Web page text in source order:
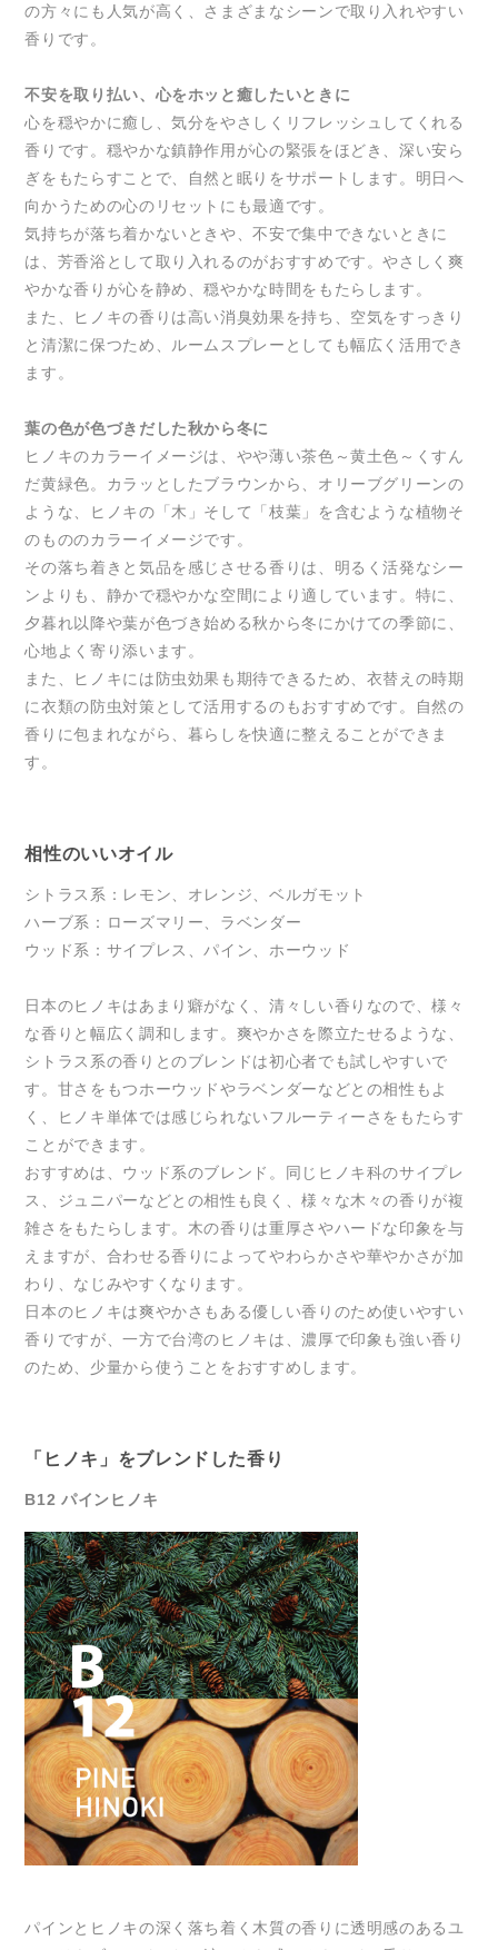
の方々にも人気が高く、さまざまなシーンで取り入れやすい
香りです。
不安を取り払い、心をホッと癒したいときに
心を穏やかに癒し、気分をやさしくリフレッシュしてくれる
香りです。穏やかな鎮静作用が心の緊張をほどき、深い安ら
ぎをもたらすことで、自然と眠りをサポートします。明日へ
向かうための心のリセットにも最適です。
気持ちが落ち着かないときや、不安で集中できないときに
は、芳香浴として取り入れるのがおすすめです。やさしく爽
やかな香りが心を静め、穏やかな時間をもたらします。
また、ヒノキの香りは高い消臭効果を持ち、空気をすっきり
と清潔に保つため、ルームスプレーとしても幅広く活用でき
ます。
葉の色が色づきだした秋から冬に
ヒノキのカラーイメージは、やや薄い茶色～黄土色～くすん
だ黄緑色。カラッとしたブラウンから、オリーブグリーンの
ような、ヒノキの「木」そして「枝葉」を含むような植物そ
のもののカラーイメージです。
その落ち着きと気品を感じさせる香りは、明るく活発なシー
ンよりも、静かで穏やかな空間により適しています。特に、
夕暮れ以降や葉が色づき始める秋から冬にかけての季節に、
心地よく寄り添います。
また、ヒノキには防虫効果も期待できるため、衣替えの時期
に衣類の防虫対策として活用するのもおすすめです。自然の
香りに包まれながら、暮らしを快適に整えることができま
す。
相性のいいオイル
シトラス系：レモン、オレンジ、ベルガモット
ハーブ系：ローズマリー、ラベンダー
ウッド系：サイプレス、パイン、ホーウッド
日本のヒノキはあまり癖がなく、清々しい香りなので、様々
な香りと幅広く調和します。爽やかさを際立たせるような、
シトラス系の香りとのブレンドは初心者でも試しやすいで
す。甘さをもつホーウッドやラベンダーなどとの相性もよ
く、ヒノキ単体では感じられないフルーティーさをもたらす
ことができます。
おすすめは、ウッド系のブレンド。同じヒノキ科のサイプレ
ス、ジュニパーなどとの相性も良く、様々な木々の香りが複
雑さをもたらします。木の香りは重厚さやハードな印象を与
えますが、合わせる香りによってやわらかさや華やかさが加
わり、なじみやすくなります。
日本のヒノキは爽やかさもある優しい香りのため使いやすい
香りですが、一方で台湾のヒノキは、濃厚で印象も強い香り
のため、少量から使うことをおすすめします。
「ヒノキ」をブレンドした香り
B12 パインヒノキ
パインとヒノキの深く落ち着く木質の香りに透明感のあるユ